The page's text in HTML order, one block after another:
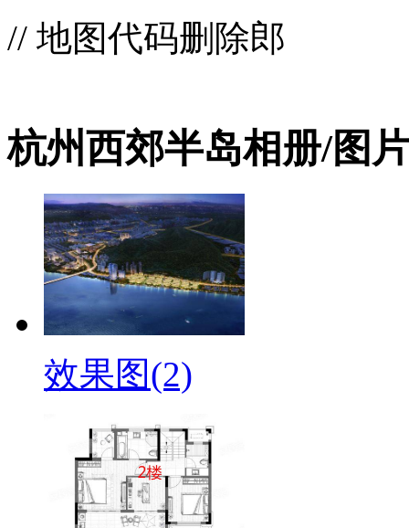
// 地图代码删除郎
杭州西郊半岛相册/图
效果图(2)